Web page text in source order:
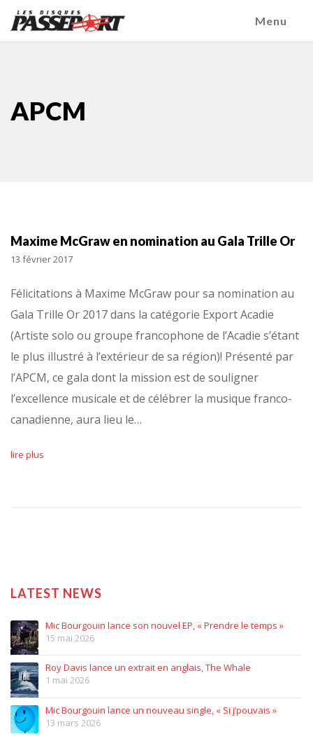
Menu
APCM
Maxime McGraw en nomination au Gala Trille Or
13 février 2017
Félicitations à Maxime McGraw pour sa nomination au
Gala Trille Or 2017 dans la catégorie Export Acadie
(Artiste solo ou groupe francophone de l’Acadie s’étant
le plus illustré à l’extérieur de sa région)! Présenté par
l’APCM, ce gala dont la mission est de souligner
l’excellence musicale et de célébrer la musique franco-
canadienne, aura lieu le…
lire plus
LATEST NEWS
Mic Bourgouin lance son nouvel EP, « Prendre le temps »
15 mai 2026
Roy Davis lance un extrait en anglais, The Whale
1 mai 2026
Mic Bourgouin lance un nouveau single, « Si j’pouvais »
13 mars 2026